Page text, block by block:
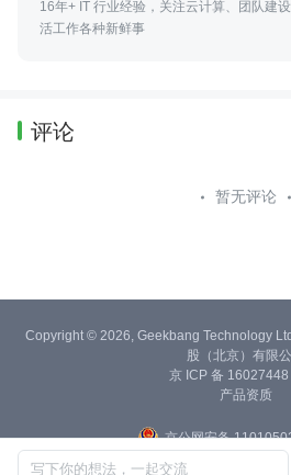
16年+ IT 行业经验，关注云计算、团队建
活工作各种新鲜事
评论
暂无评论
写下你的想法，一起交流
Copyright © 2026, Geekbang Technology
股（北京）有限
京 ICP 备 16027448
产品资质
京公网安备